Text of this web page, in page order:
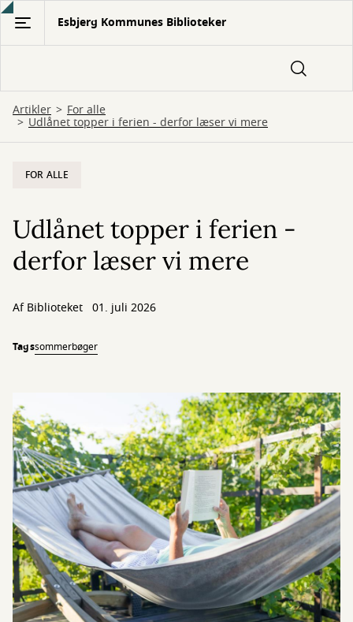
Gå
hovedindhold
Esbjerg Kommunes Biblioteker
Artikler For alle
Udlånet topper i ferien - derfor læser vi mere
FOR ALLE
Udlånet topper i ferien -
derfor læser vi mere
AfBiblioteket 01. juli 2026
Tagssommerbøger